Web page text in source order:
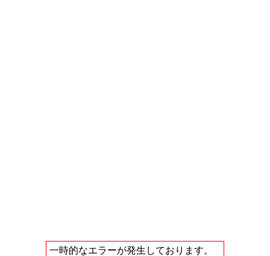
一時的なエラーが発生しております。